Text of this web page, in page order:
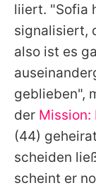
liiert. "Sofia
signalisiert,
also ist es
geblieben",
der Mission:
(44)
scheiden
scheint er